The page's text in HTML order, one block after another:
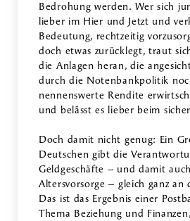
Bedrohung werden. Wer sich
lieber im Hier und Jetzt und
Bedeutung, rechtzeitig
doch etwas zurücklegt, traut
die Anlagen heran, die
durch die Notenbankpolitik
nennenswerte Rendite
und belässt es lieber beim
Doch damit nicht genug: Ein
Deutschen gibt die
Geldgeschäfte – und damit
Altersvorsorge – gleich ganz an
Das ist das Ergebnis einer
Thema Beziehung und